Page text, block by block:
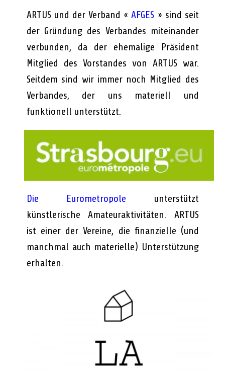
ARTUS und der Verband «AFGES » sind seit
der Gründung des Verbandes miteinander
verbunden, da der ehemalige Präsident
Mitglied des Vorstandes von ARTUS war.
Seitdem sind wir immer noch Mitglied des
Verbandes, der uns materiell und
funktionell unterstützt.
Die Eurometropole unterstützt
künstlerische Amateuraktivitäten. ARTUS
ist einer der Vereine, die finanzielle (und
manchmal auch materielle) Unterstützung
erhalten.